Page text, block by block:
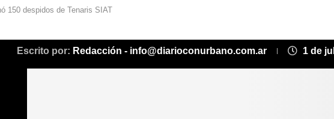
150 despidos de Tenaris SIAT
Escrito por: Redacción - info@diarioconurbano.com.ar 1 de